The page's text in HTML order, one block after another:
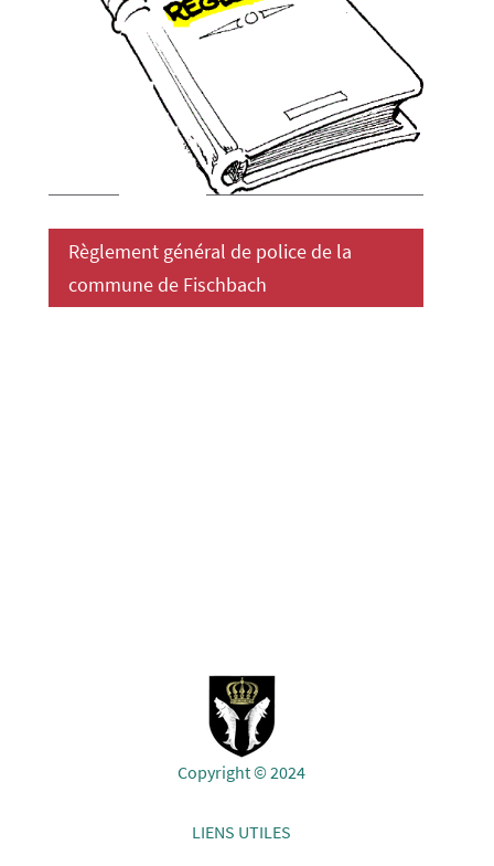
Règlement général de police de la
commune de Fischbach
Copyright © 2024
LIENS UTILES